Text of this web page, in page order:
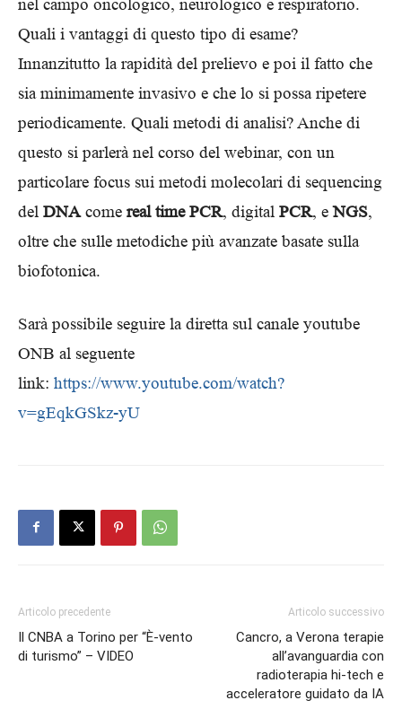
nel campo oncologico, neurologico e respiratorio.
Quali i vantaggi di questo tipo di esame?
Innanzitutto la rapidità del prelievo e poi il fatto che
sia minimamente invasivo e che lo si possa ripetere
periodicamente. Quali metodi di analisi? Anche di
questo si parlerà nel corso del webinar, con un
particolare focus sui metodi molecolari di sequencing
del DNAcome real time PCR, digital PCR, eNGS,
oltre che sulle metodiche più avanzate basate sulla
biofotonica.
Sarà possibile seguire la diretta sul canale youtube
ONB al seguente
link: https://www.youtube.com/watch?
v=gEqkGSkz-yU
Articolo precedente
Il CNBA a Torino per “È-vento
di turismo” – VIDEO
Articolo successivo
Cancro, a Verona terapie
all’avanguardia con
radioterapia hi-tech e
acceleratore guidato da IA